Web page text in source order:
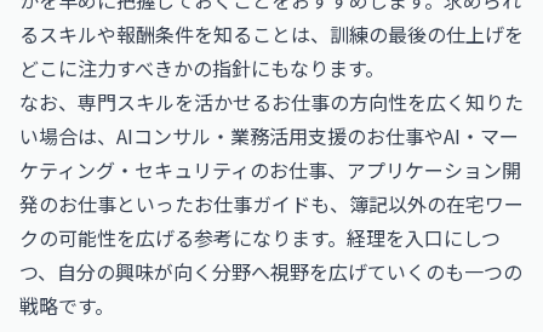
るスキルや報酬条件を知ることは、訓練の最後の仕上げを
どこに注力すべきかの指針にもなります。
なお、専門スキルを活かせるお仕事の方向性を広く知りた
い場合は、 AIコンサル・業務活用支援のお仕事やAI・マー
ケティング・セキュリティのお仕事、 アプリケーション開
発のお仕事といったお仕事ガイドも、簿記以外の在宅ワー
クの可能性を広げる参考になります。経理を入口にしつ
つ、自分の興味が向く分野へ視野を広げていくのも一つの
戦略です。